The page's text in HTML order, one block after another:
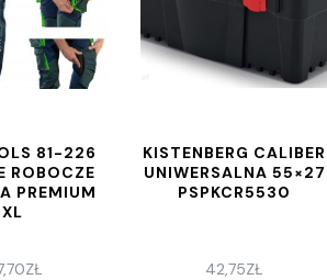
81-226
ROBOCZE
PREMIUM
XL
ZŁ
KISTENBERG CALIBER
UNIWERSALNA 55×27
PSPKCR5530
42,75ZŁ